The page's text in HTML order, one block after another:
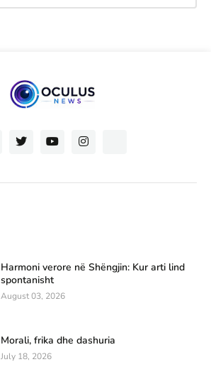
Harmoni verore në Shëngjin: Kur arti lind
spontanisht
August 03, 2026
Morali, frika dhe dashuria
July 18, 2026